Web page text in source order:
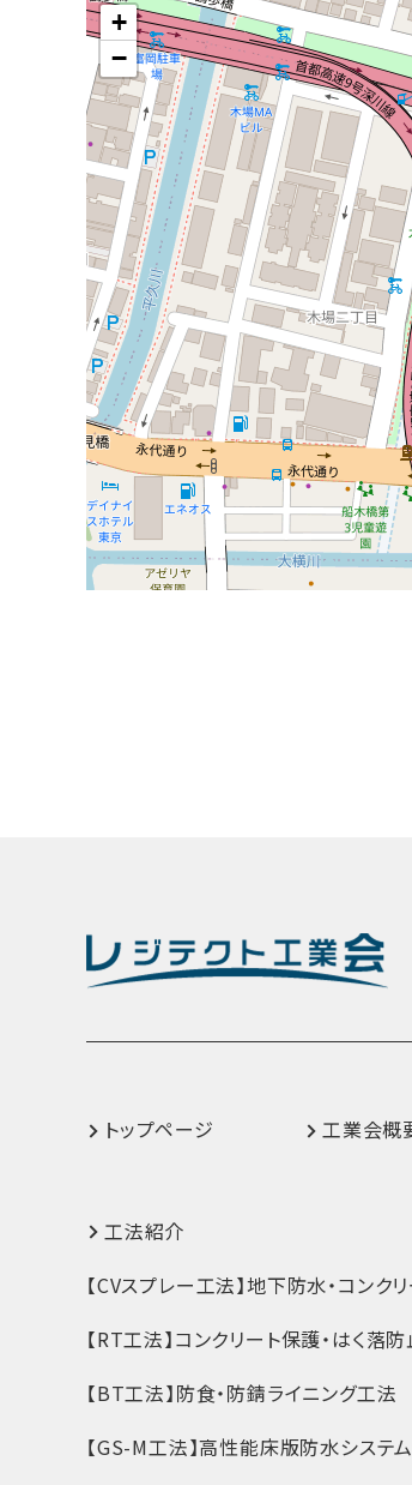
+
−
トップページ 工業会概
工法紹介
【CVスプレー工法】地下防水・コン
【RT工法】コンクリート保護・はく落
【BT工法】防食・防錆ライニング工法
【GS-M工法】高性能床版防水システム